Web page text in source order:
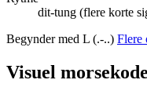
dit-tung (flere korte
Begynder med L (.-..) Flere
Visuel morsekode